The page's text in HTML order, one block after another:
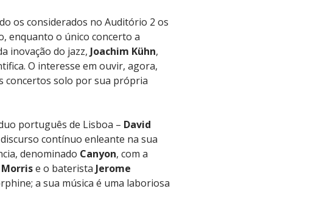
os considerados no Auditório 2 os
enquanto o único concerto a
inovação do jazz, Joachim Kühn,
O interesse em ouvir, agora,
concertos solo por sua própria
português de Lisboa – David
contínuo enleante na sua
denominado Canyon, com a
Morrise o baterista Jerome
a sua música é uma laboriosa